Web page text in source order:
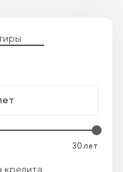
30 лет
кредита